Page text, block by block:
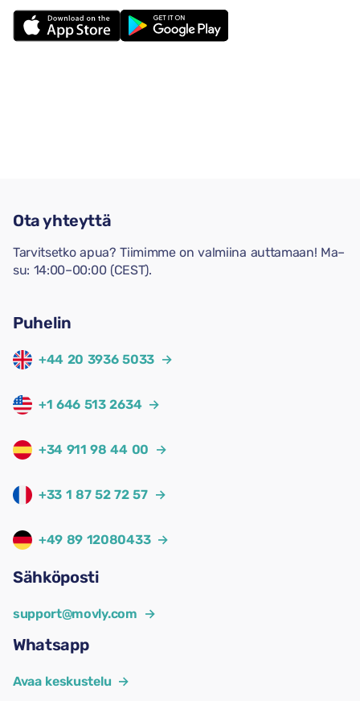
Ota yhteyttä
Tarvitsetko apua? Tiimimme on valmiina auttamaan! Ma–
su: 14:00–00:00 (CEST).
Puhelin
+44 20 3936 5033 →
+1 646 513 2634 →
+34 911 98 44 00 →
+33 1 87 52 72 57 →
+49 89 12080433 →
Sähköposti
support@movly.com →
Whatsapp
Avaa keskustelu →